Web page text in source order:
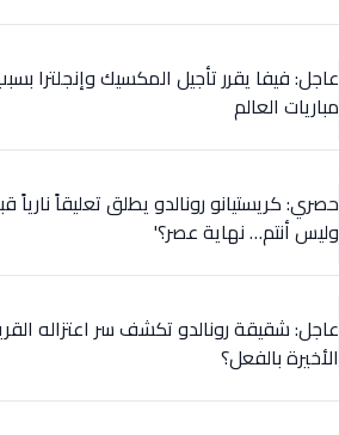
عاجل: فيفا يقرر تأجيل المكسيك وإنجلترا
مباريات العالم
حصري: كريستيانو رونالدو يطلق تعليقاً
وليس أنتم… نهاية عصر؟'
عاجل: شقيقة رونالدو تكشف سر اعتزاله
الأخيرة بالفعل؟